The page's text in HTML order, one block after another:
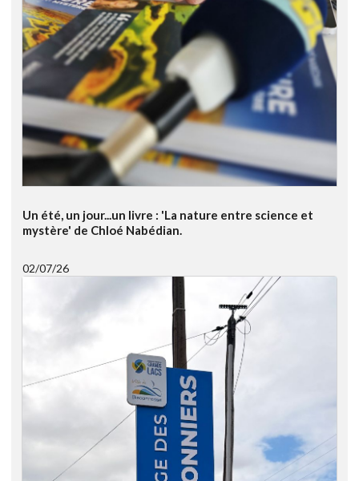
Un été, un jour...un livre : 'La nature entre science et
mystère' de Chloé Nabédian.
02/07/26